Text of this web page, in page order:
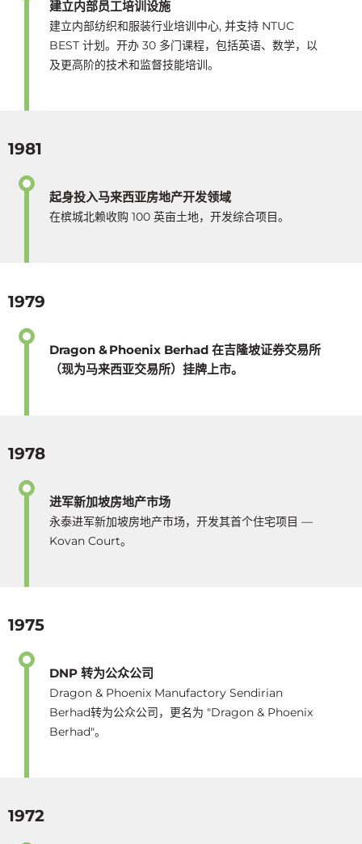
建立内部员工培训设施
建立内部纺织和服装行业培训中心, 并支持 NTUC
BEST 计划。开办 30 多门课程，包括英语、数学，以
及更高阶的技术和监督技能培训。
1981
起身投入马来西亚房地产开发领域
在槟城北赖收购 100 英亩土地，开发综合项目。
1979
Dragon & Phoenix Berhad 在吉隆坡证券交易所
（现为马来西亚交易所）挂牌上市。
1978
进军新加坡房地产市场
永泰进军新加坡房地产市场，开发其首个住宅项目 —
Kovan Court。
1975
DNP 转为公众公司
Dragon & Phoenix Manufactory Sendirian
Berhad转为公众公司，更名为 "Dragon & Phoenix
Berhad"。
1972